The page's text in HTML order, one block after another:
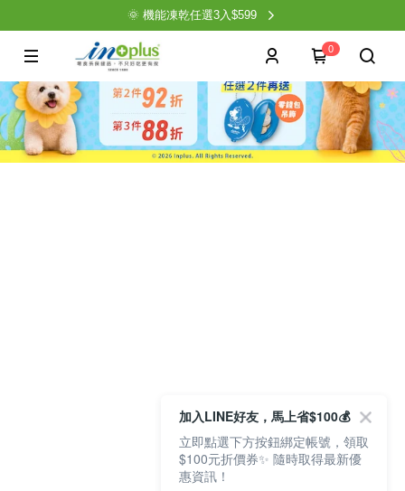
🌞 機能凍乾任選3入$599
0
加入LINE好友，馬上省$100💰
立即點選下方按鈕綁定帳號，領取
$100元折價券✨ 隨時取得最新優
惠資訊！